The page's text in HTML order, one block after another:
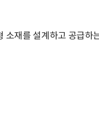
소재를 설계하고 공급하